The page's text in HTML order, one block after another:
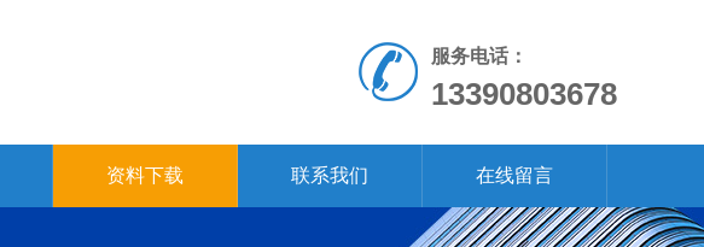
服务电话：
13390803678
资料下载 联系我们 在线留言